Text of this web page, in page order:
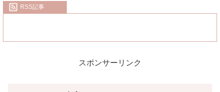
RSS記事
スポンサーリンク